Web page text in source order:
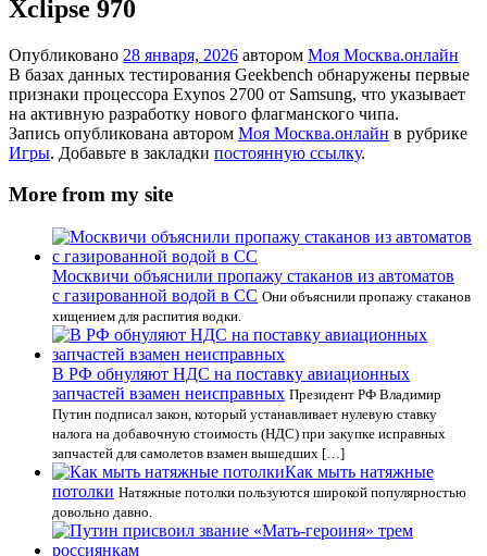
Xclipse 970
Опубликовано 28 января, 2026 автором Моя Москва.онлайн
В базах данных тестирования Geekbench обнаружены первые
признаки процессора Exynos 2700 от Samsung, что указывает
на активную разработку нового флагманского чипа.
Запись опубликована автором Моя Москва.онлайн в рубрике
Игры. Добавьте в закладки постоянную ссылку.
More from my site
Москвичи объяснили пропажу стаканов из автоматов
с газированной водой в СС Они объяснили пропажу стаканов
хищением для распития водки.
В РФ обнуляют НДС на поставку авиационных
запчастей взамен неисправных Президент РФ Владимир
Путин подписал закон, который устанавливает нулевую ставку
налога на добавочную стоимость (НДС) при закупке исправных
запчастей для самолетов взамен вышедших […]
Как мыть натяжные
потолки Натяжные потолки пользуются широкой популярностью
довольно давно.